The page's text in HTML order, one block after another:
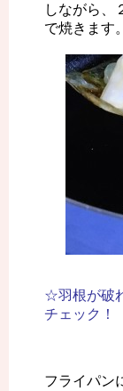
しながら、
で焼きます。
☆羽根が破
チェック！
フライパン